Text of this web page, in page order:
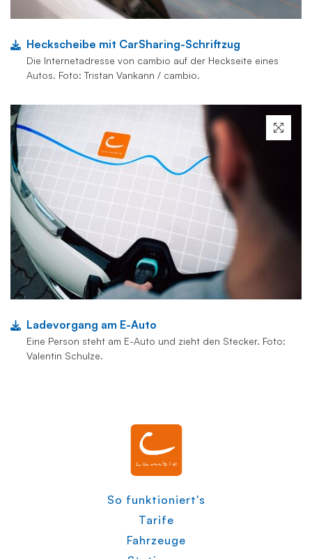
Heckscheibe mit CarSharing-Schriftzug
Die Internetadresse von cambio auf der Heckseite eines
Autos. Foto: Tristan Vankann / cambio.
Ladevorgang am E-Auto
Eine Person steht am E-Auto und zieht den Stecker. Foto:
Valentin Schulze.
So funktioniert's
Tarife
Fahrzeuge